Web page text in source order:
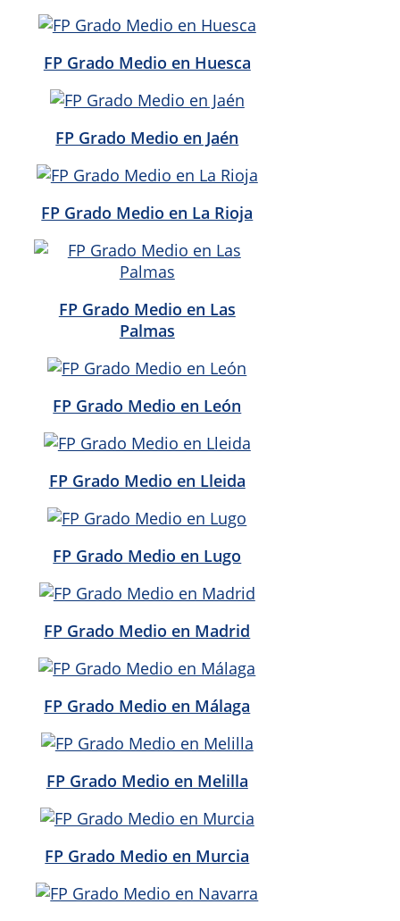
FP Grado Medio en Huesca
FP Grado Medio en Jaén
FP Grado Medio en La Rioja
FP Grado Medio en Las
Palmas
FP Grado Medio en León
FP Grado Medio en Lleida
FP Grado Medio en Lugo
FP Grado Medio en Madrid
FP Grado Medio en Málaga
FP Grado Medio en Melilla
FP Grado Medio en Murcia